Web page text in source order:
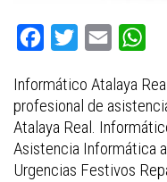
c
b
o
i
t
e
a
i
l
a
t
s
A
Informático Atalaya
profesional de
Atalaya Real.
Asistencia Informática
Urgencias Festivos